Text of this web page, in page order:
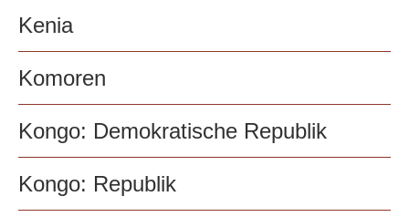
Kenia
Komoren
Kongo: Demokratische Republik
Kongo: Republik